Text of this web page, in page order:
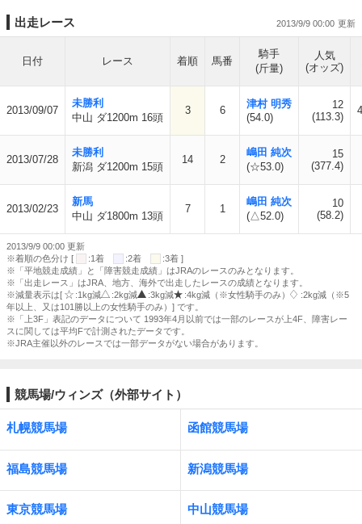
出走レース 2013/9/9 00:00
日付 レース 着順 馬番
騎手
(斤量)
人気
(オッズ)
2013/09/07
未勝利
中山 ダ1200m 16頭
3 6
津村 明秀
(54.0)
12
(113.3)
2013/07/28
未勝利
新潟 ダ1200m 15頭
14 2
嶋田 純次
(☆53.0)
15
(377.4)
2013/02/23
新馬
中山 ダ1800m 13頭
7 1
嶋田 純次
(△52.0)
10
(58.2)
2013/9/9 00:00 更新
※着順の色分け [
:1着 :2着
:3着 ]
※「平地競走成績」と「障害競走成績」はJRAのレースのみとなります。
※「出走レース」はJRA、地方、海外で出走したレースの成績となります。
※減量表示は[
:1kg減 :2kg減 :3kg減 :4kg減（※女性騎手のみ）
:2kg減（※5
年以上、又は101勝以上の女性騎手のみ）] です。
※「上3F」表記のデータについて 1993年4月以前では一部のレースが上4F、障害レー
スに関しては平均Fで計測されたデータです。
※JRA主催以外のレースでは一部データがない場合があります。
競馬場/ウィンズ（外部サイト）
札幌競馬場 函館競馬場
福島競馬場 新潟競馬場
東京競馬場 中山競馬場